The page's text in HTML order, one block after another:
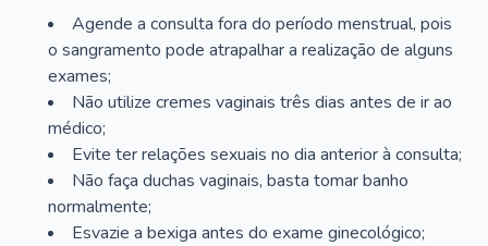
Agende a consulta fora do período menstrual, pois
o sangramento pode atrapalhar a realização de alguns
exames;
Não utilize cremes vaginais três dias antes de ir ao
médico;
Evite ter relações sexuais no dia anterior à consulta;
Não faça duchas vaginais, basta tomar banho
normalmente;
Esvazie a bexiga antes do exame ginecológico;